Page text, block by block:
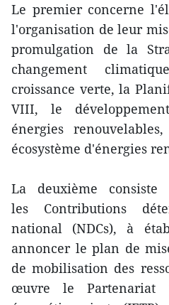
Le premier concerne
l'organisation de leur
promulgation de la
changement
croissance verte, la
VIII, le
énergies
écosystème d'énergies
La deuxième
les Contributions
national (NDCs), à
annoncer le plan de
de mobilisation des
œuvre le Partenariat